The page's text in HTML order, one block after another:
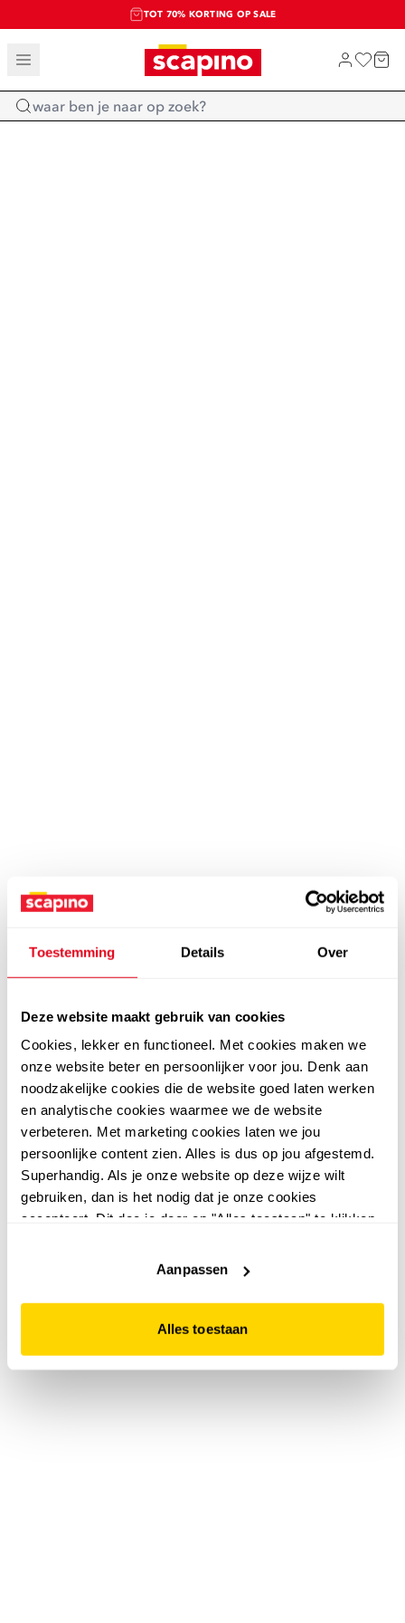
Toestemming Details Over
Deze website maakt gebruik van cookies
Cookies, lekker en functioneel. Met cookies maken we
onze website beter en persoonlijker voor jou. Denk aan
noodzakelijke cookies die de website goed laten werken
en analytische cookies waarmee we de website
verbeteren. Met marketing cookies laten we jou
persoonlijke content zien. Alles is dus op jou afgestemd.
Superhandig. Als je onze website op deze wijze wilt
gebruiken, dan is het nodig dat je onze cookies
accepteert. Dit doe je door op "Alles toestaan" te klikken.
website niet optimaal functioneert.
Aanpassen
Alles toestaan
TOT 70% KORTING OP SALE
SALE: LAATSTE KANS!
SHOP NIEUW
Home